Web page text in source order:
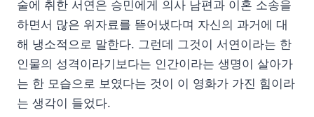
술에 취한 서연은 승민에게 의사 남편과 이혼 소송을
하면서 많은 위자료를 뜯어냈다며 자신의 과거에 대
해 냉소적으로 말한다. 그런데 그것이 서연이라는 한
인물의 성격이라기보다는 인간이라는 생명이 살아가
는 한 모습으로 보였다는 것이 이 영화가 가진 힘이라
는 생각이 들었다.